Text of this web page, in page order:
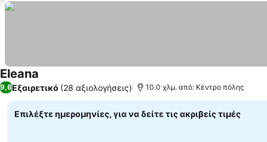
Eleana
9,6Εξαιρετικό (28 αξιολογήσεις) 10.0 χλμ. από: Κέντρο πόλης
Επιλέξτε ημερομηνίες, για να δείτε τις ακριβείς τιμές